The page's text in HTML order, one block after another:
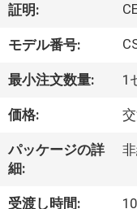
ビ
デ
企
証明:
モデル番号:
最小注文数量: 1
価格:
パッケージの詳
細:
受渡し時間: